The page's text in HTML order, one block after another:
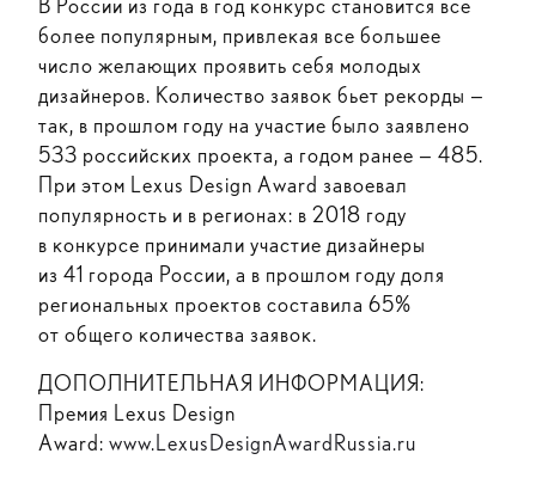
В России из года в год конкурс становится все
более популярным, привлекая все большее
число желающих проявить себя молодых
дизайнеров. Количество заявок бьет рекорды —
так, в прошлом году на участие было заявлено
533 российских проекта, а годом ранее — 485.
При этом Lexus Design Award завоевал
популярность и в регионах: в 2018 году
в конкурсе принимали участие дизайнеры
из 41 города России, а в прошлом году доля
региональных проектов составила 65%
от общего количества заявок.
ДОПОЛНИТЕЛЬНАЯ ИНФОРМАЦИЯ:
Премия Lexus Design
Award: www.LexusDesignAwardRussia.ru